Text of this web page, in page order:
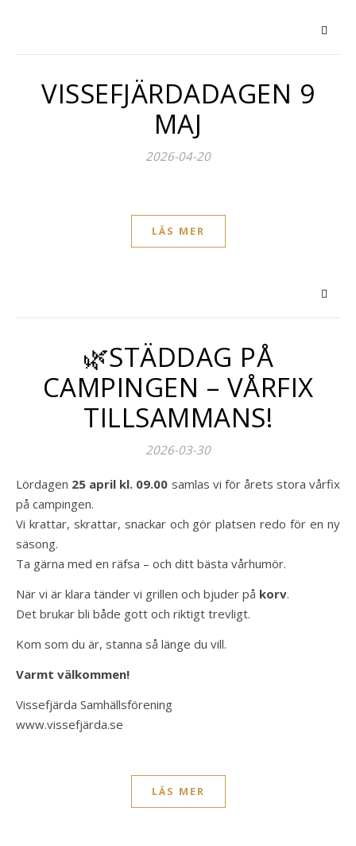
VISSEFJÄRDADAGEN 9
MAJ
2026-04-20
LÄS MER
🌿STÄDDAG PÅ
CAMPINGEN – VÅRFIX
TILLSAMMANS!
2026-03-30
Lördagen 25 april kl. 09.00 samlas vi för årets stora vårfix
på campingen.
Vi krattar, skrattar, snackar och gör platsen redo för en ny
säsong.
Ta gärna med en räfsa – och ditt bästa vårhumör.
När vi är klara tänder vi grillen och bjuder på korv.
Det brukar bli både gott och riktigt trevligt.
Kom som du är, stanna så länge du vill.
Varmt välkommen!
Vissefjärda Samhällsförening
www.vissefjärda.se
LÄS MER